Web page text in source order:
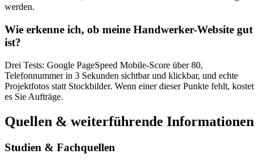
werden.
Wie erkenne ich, ob meine Handwerker-Website gut
ist?
Drei Tests: Google PageSpeed Mobile-Score über 80,
Telefonnummer in 3 Sekunden sichtbar und klickbar, und echte
Projektfotos statt Stockbilder. Wenn einer dieser Punkte fehlt, kostet
es Sie Aufträge.
Quellen & weiterführende Informationen
Studien & Fachquellen